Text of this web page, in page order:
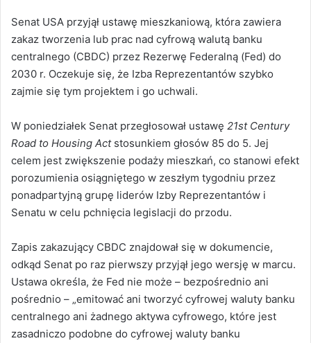
Senat USA przyjął ustawę mieszkaniową, która zawiera
zakaz tworzenia lub prac nad cyfrową walutą banku
centralnego (CBDC) przez Rezerwę Federalną (Fed) do
2030 r. Oczekuje się, że Izba Reprezentantów szybko
zajmie się tym projektem i go uchwali.
W poniedziałek Senat przegłosował ustawę 21st Century
Road to Housing Actstosunkiem głosów 85 do 5. Jej
celem jest zwiększenie podaży mieszkań, co stanowi efekt
porozumienia osiągniętego w zeszłym tygodniu przez
ponadpartyjną grupę liderów Izby Reprezentantów i
Senatu w celu pchnięcia legislacji do przodu.
Zapis zakazujący CBDC znajdował się w dokumencie,
odkąd Senat po raz pierwszy przyjął jego wersję w marcu.
Ustawa określa, że Fed nie może – bezpośrednio ani
pośrednio – „emitować ani tworzyć cyfrowej waluty banku
centralnego ani żadnego aktywa cyfrowego, które jest
zasadniczo podobne do cyfrowej waluty banku